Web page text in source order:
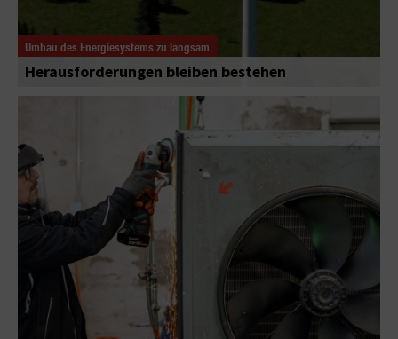
Umbau des Energiesystems zu langsam
Herausforderungen bleiben bestehen